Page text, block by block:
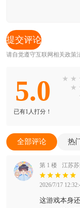
请自觉遵守互联网相关政策
5.0
已有1人打分！
★ ★
★
全部评论 热
第 1 楼 江苏
2026/7/17
这游戏本身